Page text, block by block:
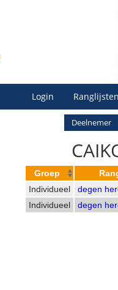
Login Ranglijsten
Deelnemer
Groep
Individueel
degen
Individueel
degen